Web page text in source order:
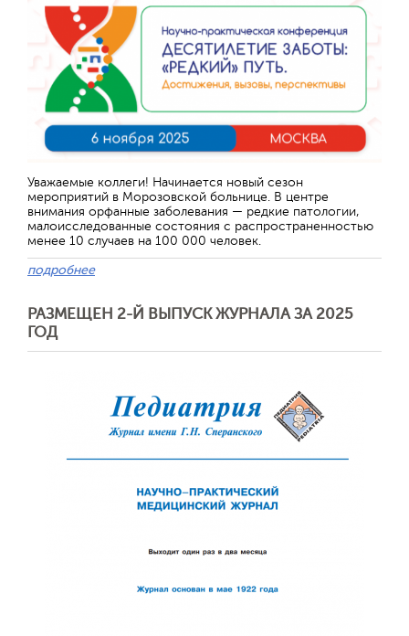
Уважаемые коллеги! Начинается новый сезон
мероприятий в Морозовской больнице. В центре
внимания орфанные заболевания — редкие патологии,
малоисследованные состояния с распространенностью
менее 10 случаев на 100 000 человек.
подробнее
РАЗМЕЩЕН 2-Й ВЫПУСК ЖУРНАЛА ЗА 2025
ГОД